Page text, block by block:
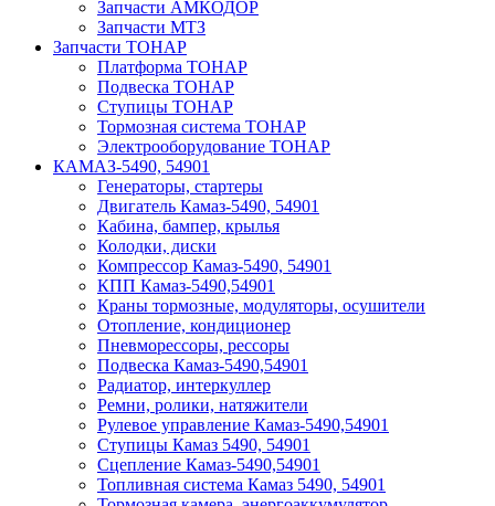
Запчасти АМКОДОР
Запчасти МТЗ
Запчасти ТОНАР
Платформа ТОНАР
Подвеска ТОНАР
Ступицы ТОНАР
Тормозная система ТОНАР
Электрооборудование ТОНАР
КАМАЗ-5490, 54901
Генераторы, стартеры
Двигатель Камаз-5490, 54901
Кабина, бампер, крылья
Колодки, диски
Компрессор Камаз-5490, 54901
КПП Камаз-5490,54901
Краны тормозные, модуляторы, осушители
Отопление, кондиционер
Пневморессоры, рессоры
Подвеска Камаз-5490,54901
Радиатор, интеркуллер
Ремни, ролики, натяжители
Рулевое управление Камаз-5490,54901
Ступицы Камаз 5490, 54901
Сцепление Камаз-5490,54901
Топливная система Камаз 5490, 54901